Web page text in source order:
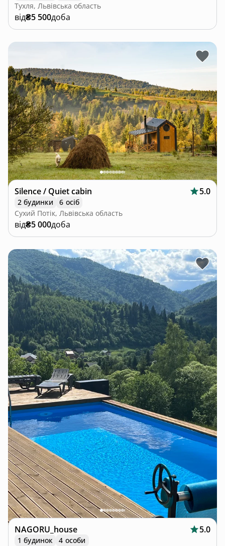
Тухля, Львівська область
від₴5 500доба
Silence / Quiet cabin 5.0
2 будинки
6 осіб
Сухий Потік, Львівська область
від₴5 000доба
NAGORU_house 5.0
1 будинок
4 особи